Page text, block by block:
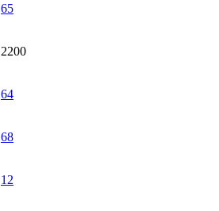
65
2200
64
68
12